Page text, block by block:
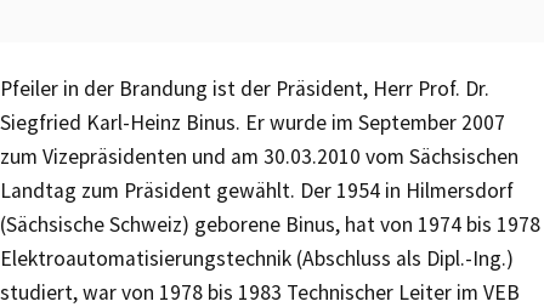
Pfeiler in der Brandung ist der Präsident, Herr Prof. Dr.
Siegfried Karl-Heinz Binus. Er wurde im September 2007
zum Vizepräsidenten und am 30.03.2010 vom Sächsischen
Landtag zum Präsident gewählt. Der 1954 in Hilmersdorf
(Sächsische Schweiz) geborene Binus, hat von 1974 bis 1978
Elektroautomatisierungstechnik (Abschluss als Dipl.-Ing.)
studiert, war von 1978 bis 1983 Technischer Leiter im VEB